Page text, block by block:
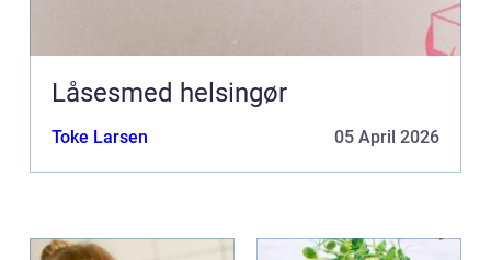
Låsesmed helsingør
Toke Larsen 05 April 2026